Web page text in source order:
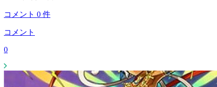
コメント 0 件
コメント
0